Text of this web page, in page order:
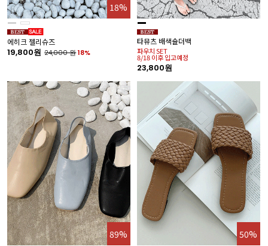
18%
에히크 젤리슈즈
19,800원 24,000원18%
타뮤츠 배색숄더백
파우치 SET
8/18 이후 입고예정
23,800원
89% 50%